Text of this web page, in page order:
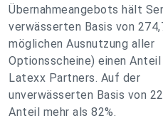
Übernahmeangebots hält
verwässerten Basis von
möglichen Ausnutzung aller
Optionsscheine) einen Anteil
Latexx Partners. Auf der
unverwässerten Basis von
Anteil mehr als 82%.